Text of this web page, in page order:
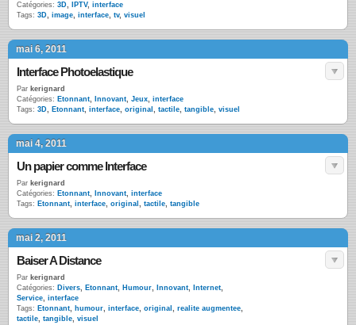
Catégories: 3D, IPTV, interface
Tags: 3D, image, interface, tv, visuel
mai 6, 2011
Interface Photoelastique
Par kerignard
Catégories: Etonnant, Innovant, Jeux, interface
Tags: 3D, Etonnant, interface, original , tactile, tangible, visuel
mai 4, 2011
Un papier comme Interface
Par kerignard
Catégories: Etonnant, Innovant, interface
Tags: Etonnant, interface, original , tactile, tangible
mai 2, 2011
Baiser A Distance
Par kerignard
Catégories: Divers, Etonnant, Humour, Innovant, Internet,
Service, interface
Tags: Etonnant, humour, interface, original , realite augmentee,
tactile, tangible, visuel